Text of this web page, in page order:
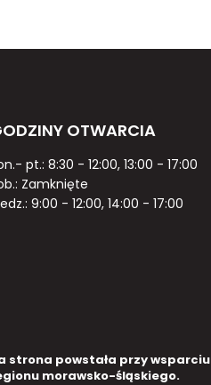
OTWARCIA
pt.: 8:30 - 12:00, 13:00 - 17:00
Zamknięte
9:00 - 12:00, 14:00 - 17:00
strona powstała przy wsparciu
morawsko-śląskiego.